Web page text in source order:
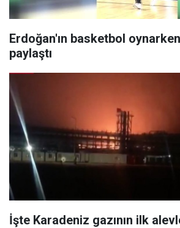
Erdoğan'ın basketbol
paylaştı
İşte Karadeniz gazının ilk